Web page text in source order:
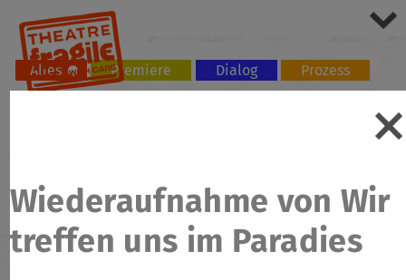
Alles Premiere Dialog
Prozess
Wiederaufnahme von Wir
treffen uns im Paradies